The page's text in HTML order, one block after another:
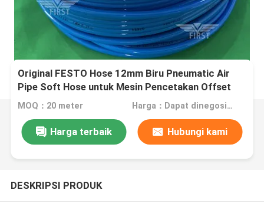
Original FESTO Hose 12mm Biru Pneumatic Air
Pipe Soft Hose untuk Mesin Pencetakan Offset
MOQ：20 meter Harga：Dapat dinegosiasikan
Harga terbaik Hubungi kami
DESKRIPSI PRODUK